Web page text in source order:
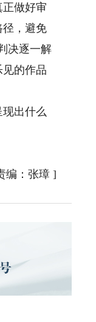
做好审
径，避免
决逐一解
的作品
出什么
编：张璋]